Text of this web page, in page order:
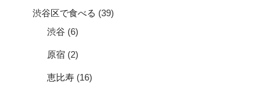
渋谷区で食べる (39)
渋谷 (6)
原宿 (2)
恵比寿 (16)